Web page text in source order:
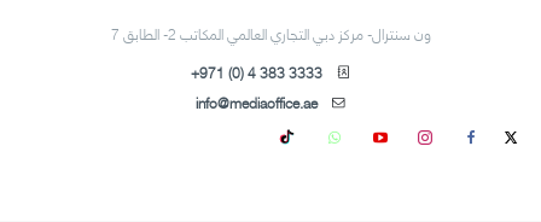
ون سنترال- مركز دبي التجاري العالمي المكاتب 2- الطابق 7
+971 (0) 4 383 3333
info@mediaoffice.ae